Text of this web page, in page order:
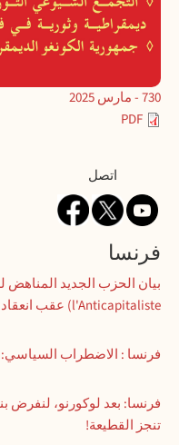
730 - مارس 2025
PDF
Contactاتصل
فرنسا
l'Anticapitaliste) عقب انعقاد كونفرانسه الوطني
فرنسا : الاضطراب السياسي:
فرنسا: بعد لوكورنو، لنفرض
تنجز القطيعة!